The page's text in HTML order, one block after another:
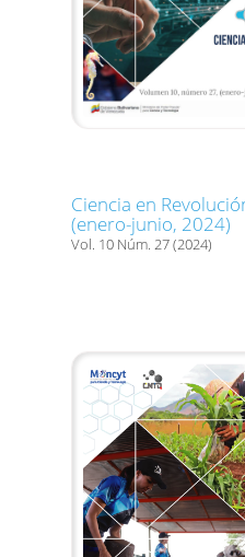
Ciencia en
(enero-junio, 2024)
Vol. 10 Núm. 27 (2024)